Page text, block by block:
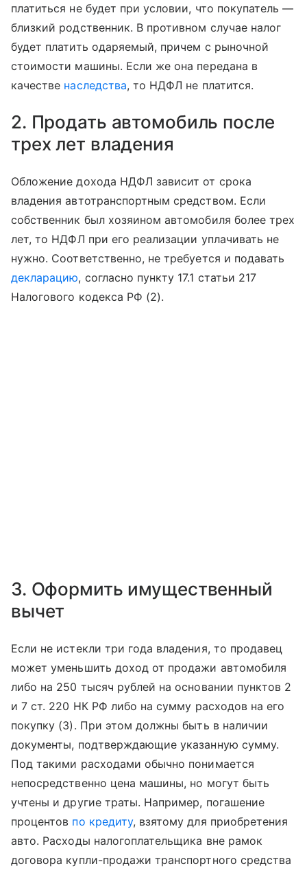
платиться не будет при условии, что покупатель —
близкий родственник. В противном случае налог
будет платить одаряемый, причем с рыночной
стоимости машины. Если же она передана в
качестве наследства, то НДФЛ не платится.
2. Продать автомобиль после
трех лет владения
Обложение дохода НДФЛ зависит от срока
владения автотранспортным средством. Если
собственник был хозяином автомобиля более трех
лет, то НДФЛ при его реализации уплачивать не
нужно. Соответственно, не требуется и подавать
декларацию, согласно пункту 17.1 статьи 217
Налогового кодекса РФ (2).
3. Оформить имущественный
вычет
Если не истекли три года владения, то продавец
может уменьшить доход от продажи автомобиля
либо на 250 тысяч рублей на основании пунктов 2
и 7 ст. 220 НК РФ либо на сумму расходов на его
покупку (3). При этом должны быть в наличии
документы, подтверждающие указанную сумму.
Под такими расходами обычно понимается
непосредственно цена машины, но могут быть
учтены и другие траты. Например, погашение
процентов по кредиту, взятому для приобретения
авто. Расходы налогоплательщика вне рамок
договора купли-продажи транспортного средства